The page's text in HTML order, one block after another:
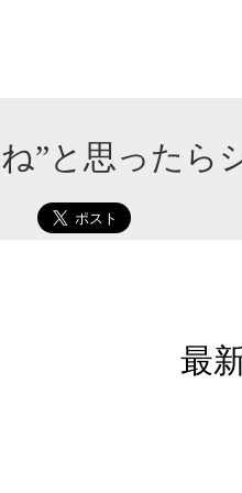
”と思ったら
最